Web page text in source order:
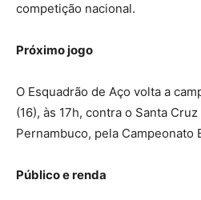
competição nacional.
Próximo jogo
O Esquadrão de Aço volta a
(16), às 17h, contra o Santa
Pernambuco, pela Campeonato
Público e renda